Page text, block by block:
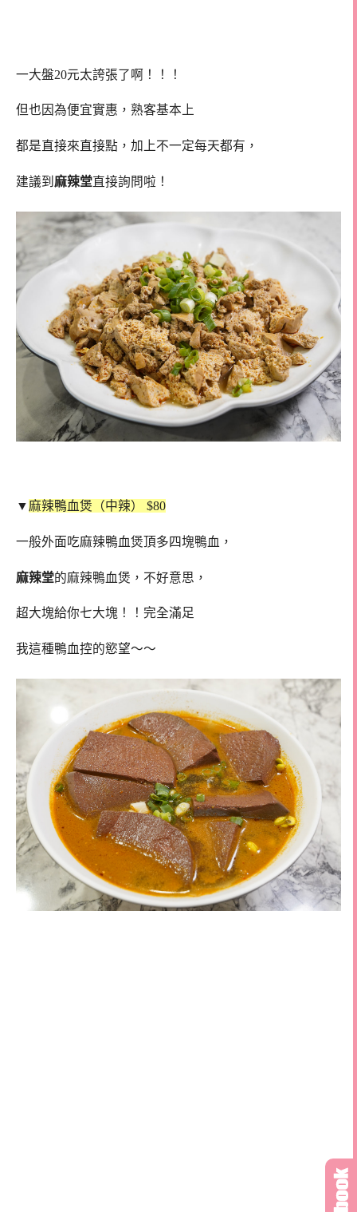
一大盤20元太誇張了啊！！！
但也因為便宜實惠，熟客基本上
都是直接來直接點，加上不一定每天都有，
建議到 麻辣堂直接詢問啦！
▼ 麻辣鴨血煲（中辣） $80
一般外面吃麻辣鴨血煲頂多四塊鴨血，
麻辣堂的麻辣鴨血煲，不好意思，
超大塊給你七大塊！！完全滿足
我這種鴨血控的慾望～～